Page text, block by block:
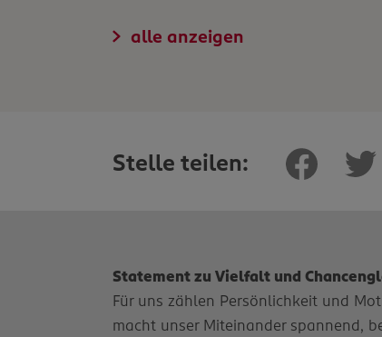
alle anzeigen
Stelle teilen:
Statement zu Vielfalt und
Für uns zählen Persönlichkeit und
macht unser Miteinander spannend,